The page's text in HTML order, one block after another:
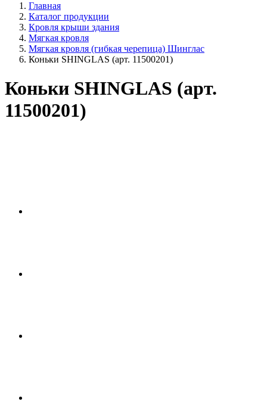
Главная
Каталог продукции
Кровля крыши здания
Мягкая кровля
Мягкая кровля (гибкая черепица) Шинглас
Коньки SHINGLAS (арт. 11500201)
Коньки SHINGLAS (арт.
11500201)